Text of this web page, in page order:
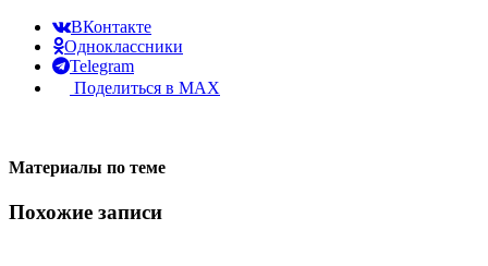
ВКонтакте
Одноклассники
Telegram
Поделиться в MAX
Материалы по теме
Похожие записи